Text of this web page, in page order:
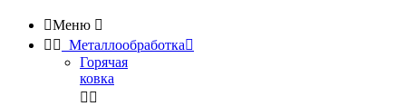
Меню 
  Металлообработка
Горячая
ковка
 